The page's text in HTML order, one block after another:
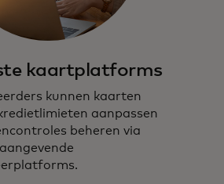
kaartplatforms
kunnen kaarten
aanpassen
beheren via